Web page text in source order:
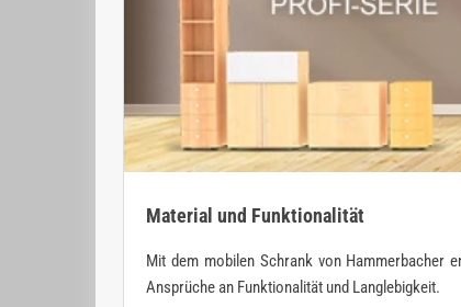
Material und Funktionalität
Mit dem mobilen Schrank von Hammerbacher
Ansprüche an Funktionalität und Langlebigkeit.